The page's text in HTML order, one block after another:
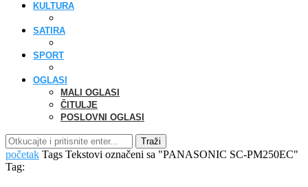
KULTURA
SATIRA
SPORT
OGLASI
MALI OGLASI
ČITULJE
POSLOVNI OGLASI
Traži
početak Tags Tekstovi označeni sa "PANASONIC SC-PM250EC"
Tag: